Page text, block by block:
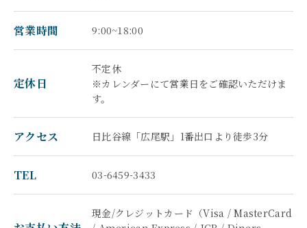
営業時間 9:00~18:00
定休日
不定休
※カレンダーにて営業日をご確認いただけま
す。
アクセス 日比谷線「広尾駅」1番出口より徒歩3分
TEL 03-6459-3433
現金/クレジットカード（Visa / MasterCard